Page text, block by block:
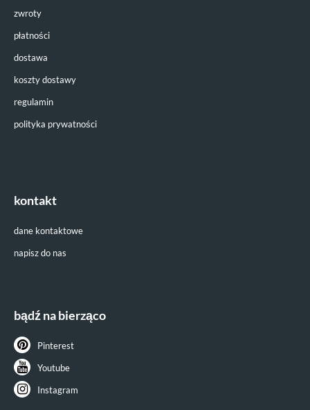
zwroty
płatności
dostawa
koszty dostawy
regulamin
polityka prywatności
kontakt
dane kontaktowe
napisz do nas
bądź na bierząco
Pinterest
Youtube
Instagram